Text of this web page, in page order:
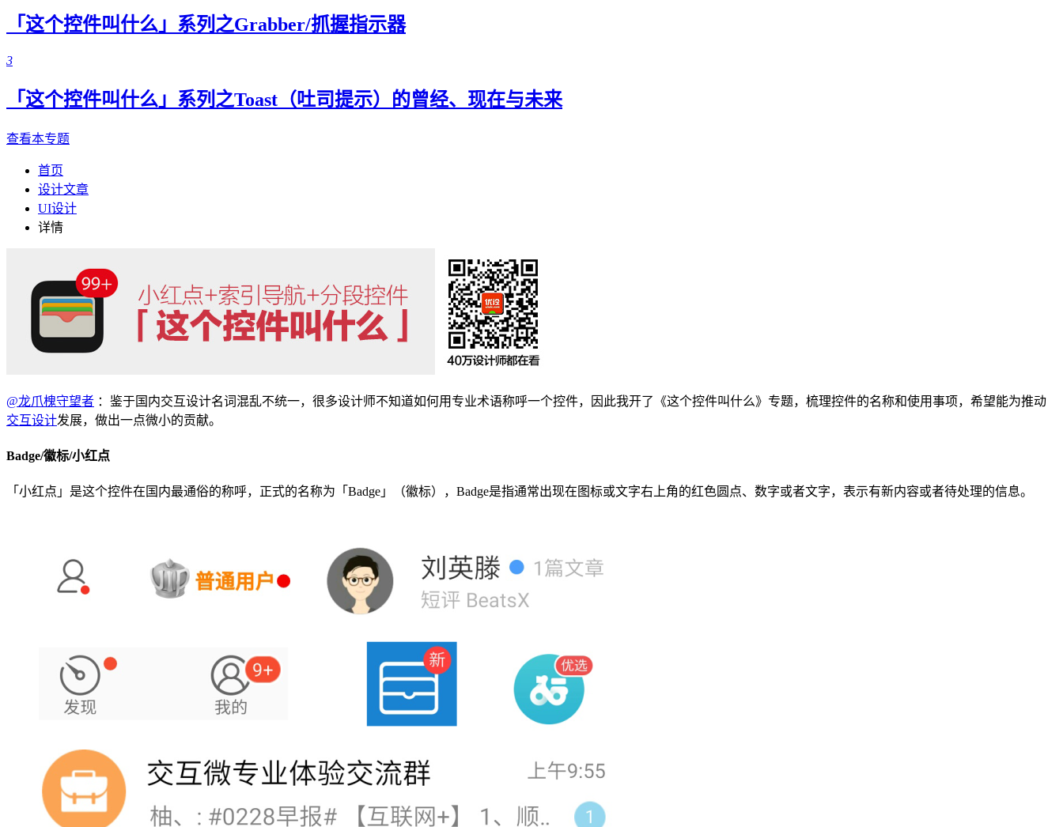
「这个控件叫什么」系列之Grabber/抓握指示器
3
「这个控件叫什么」系列之Toast（吐司提示）的曾经、现在与未来
查看本专题
首页
设计文章
UI设计
详情
@龙爪槐守望者 ：鉴于国内交互设计名词混乱不统一，很多设计师不知道如何用专业术语称呼一个控件，因此我开了《这个控件叫什么》专题，梳理控件的名称和使用事项，希望能为推动
交互设计发展，做出一点微小的贡献。
Badge/徽标/小红点
「小红点」是这个控件在国内最通俗的称呼，正式的名称为「Badge」（徽标），Badge是指通常出现在图标或文字右上角的红色圆点、数字或者文字，表示有新内容或者待处理的信息。